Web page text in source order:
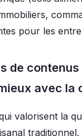
pour les
de
avec la
valorisent la
traditionnel.